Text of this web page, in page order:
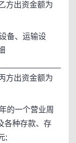
方出资金额为
备、运输设
方出资金额为
一个营业周
各种存款、存
;